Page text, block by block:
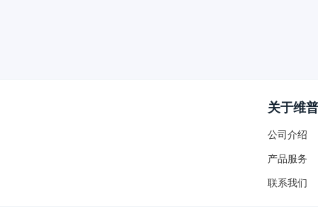
关于维普
公司介绍
产品服务
联系我们